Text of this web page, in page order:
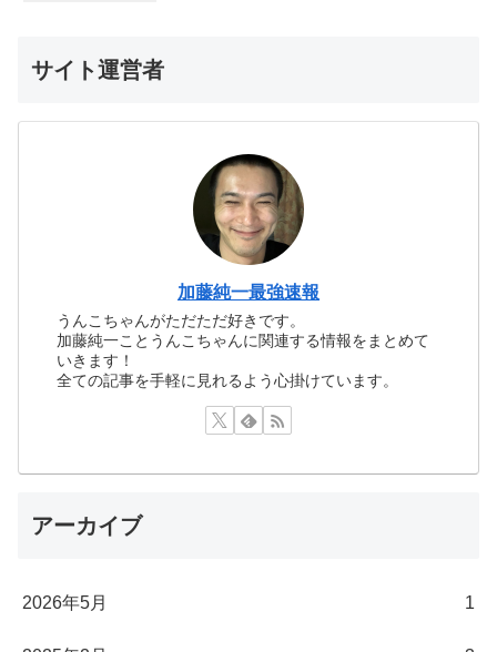
サイト運営者
加藤純一最強速報
うんこちゃんがただただ好きです。
加藤純一ことうんこちゃんに関連する情報をまとめて
いきます！
全ての記事を手軽に見れるよう心掛けています。
アーカイブ
2026年5月 1